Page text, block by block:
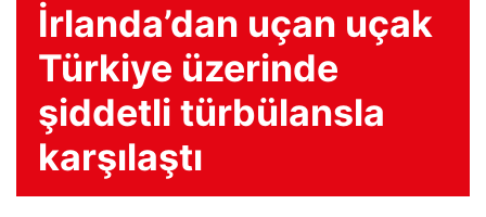
İrlanda’dan uçan uçak
Türkiye üzerinde
şiddetli türbülansla
karşılaştı